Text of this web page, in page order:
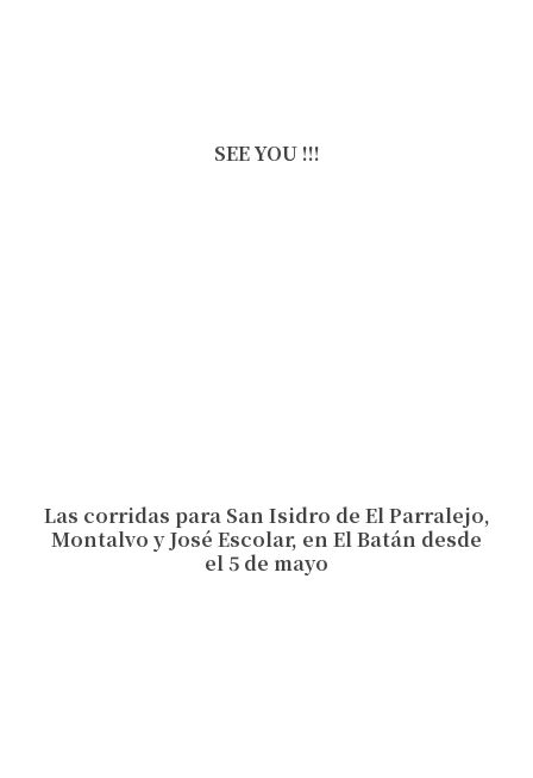
SEE YOU !!!
Las corridas para San Isidro de El Parralejo,
Montalvo y José Escolar, en El Batán desde
el 5 de mayo